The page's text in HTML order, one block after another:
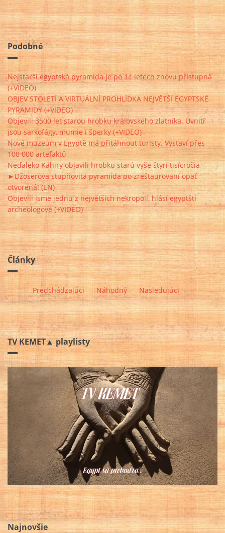
Podobné
Nejstarší egyptská pyramida je po 14 letech znovu přístupná
(+VIDEO)
OBJEV STOLETÍ A VIRTUÁLNÍ PROHLÍDKA NEJVĚTŠÍ EGYPTSKÉ
PYRAMIDY (+VIDEO)
Objevili 3500 let starou hrobku královského zlatníka. Uvnitř
jsou sarkofágy, mumie i šperky (+VIDEO)
Nové muzeum v Egyptě má přitáhnout turisty. Vystaví přes
100 000 artefaktů
Neďaleko Káhiry objavili hrobku starú vyše štyri tisícročia
►Džoserova stupňovitá pyramída po zreštaurovaní opäť
otvorená! (EN)
Objevili jsme jednu z největších nekropolí, hlásí egyptští
archeologové (+VIDEO)
Články
Predchádzajúci Náhodný Nasledujúci
TV KEMET▲ playlisty
Najnovšie